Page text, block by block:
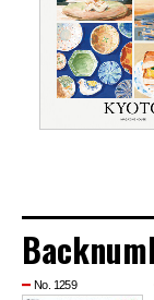
No. 1259